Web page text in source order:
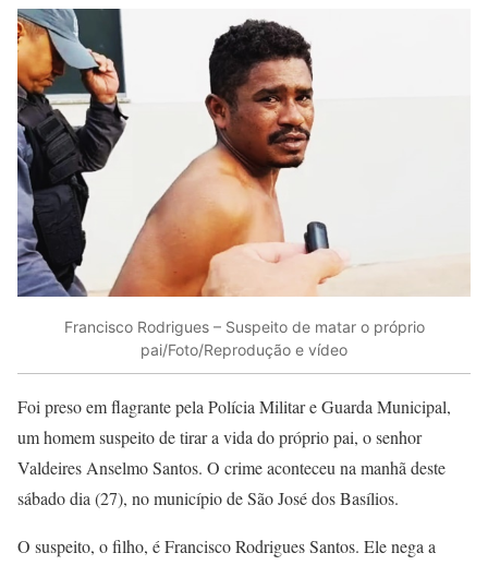
Francisco Rodrigues – Suspeito de matar o próprio
pai/Foto/Reprodução e vídeo
Foi preso em flagrante pela Polícia Militar e Guarda Municipal,
um homem suspeito de tirar a vida do próprio pai, o senhor
Valdeires Anselmo Santos. O crime aconteceu na manhã deste
sábado dia (27), no município de São José dos Basílios.
O suspeito, o filho, é Francisco Rodrigues Santos. Ele nega a